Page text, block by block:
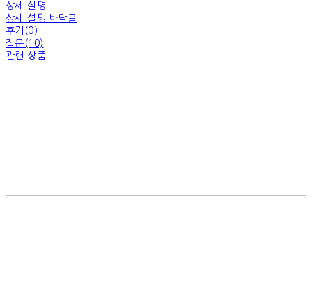
상세 설명
상세 설명 바닥글
후기(0)
질문(10)
관련 상품